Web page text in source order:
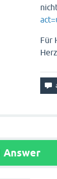
Für
Answer